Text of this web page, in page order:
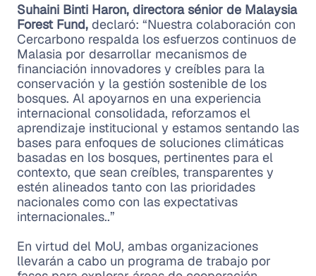
Suhaini Binti Haron, directora sénior de Malaysia
Forest Fund, declaró: “Nuestra colaboración con
Cercarbono respalda los esfuerzos continuos de
Malasia por desarrollar mecanismos de
financiación innovadores y creíbles para la
conservación y la gestión sostenible de los
bosques. Al apoyarnos en una experiencia
internacional consolidada, reforzamos el
aprendizaje institucional y estamos sentando las
bases para enfoques de soluciones climáticas
basadas en los bosques, pertinentes para el
contexto, que sean creíbles, transparentes y
estén alineados tanto con las prioridades
nacionales como con las expectativas
internacionales..”
En virtud del MoU, ambas organizaciones
llevarán a cabo un programa de trabajo por